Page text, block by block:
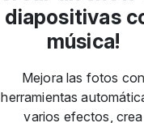
diapositivas
música!
Mejora las fotos con
herramientas
varios efectos, crea